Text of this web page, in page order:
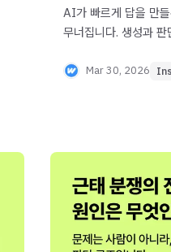
AI가 빠르게 답을 만
무너집니다. 생성과
판단 인프라가 필요한
Mar 30, 2026